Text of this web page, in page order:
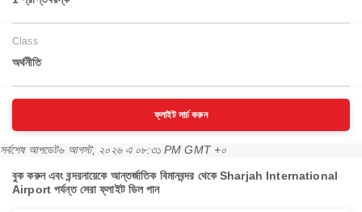
Class
অর্থনীতি
ফ্লাইট সার্চ করুন
সর্বশেষ আপডেট৬ আগস্ট, ২০২৬ এ ০৮:৩১ PM GMT +০
বুক করুন এবং বন্দরনায়েকে আন্তর্জাতিক বিমানবন্দর থেকে Sharjah International
Airport পর্যন্ত সেরা ফ্লাইট ডিল পান